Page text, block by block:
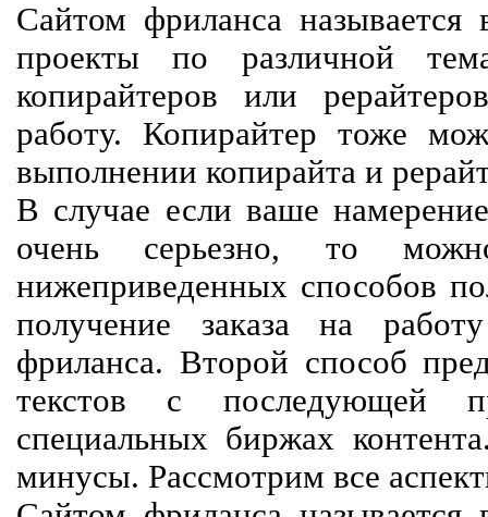
Сайтом фриланса называется
проекты по различной
копирайтеров или
работу. Копирайтер тоже
выполнении копирайта и
В случае если ваше
очень серьезно, то
нижеприведенных способов
получение заказа на
фриланса. Второй способ
текстов с последующей
специальных биржах
минусы. Рассмотрим все